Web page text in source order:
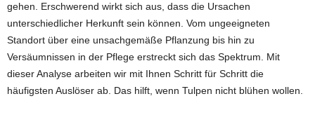
gehen. Erschwerend wirkt sich aus, dass die Ursachen
unterschiedlicher Herkunft sein können. Vom ungeeigneten
Standort über eine unsachgemäße Pflanzung bis hin zu
Versäumnissen in der Pflege erstreckt sich das Spektrum. Mit
dieser Analyse arbeiten wir mit Ihnen Schritt für Schritt die
häufigsten Auslöser ab. Das hilft, wenn Tulpen nicht blühen wollen.